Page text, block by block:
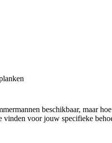
beschikbaar, maar
vinden voor jouw specifieke